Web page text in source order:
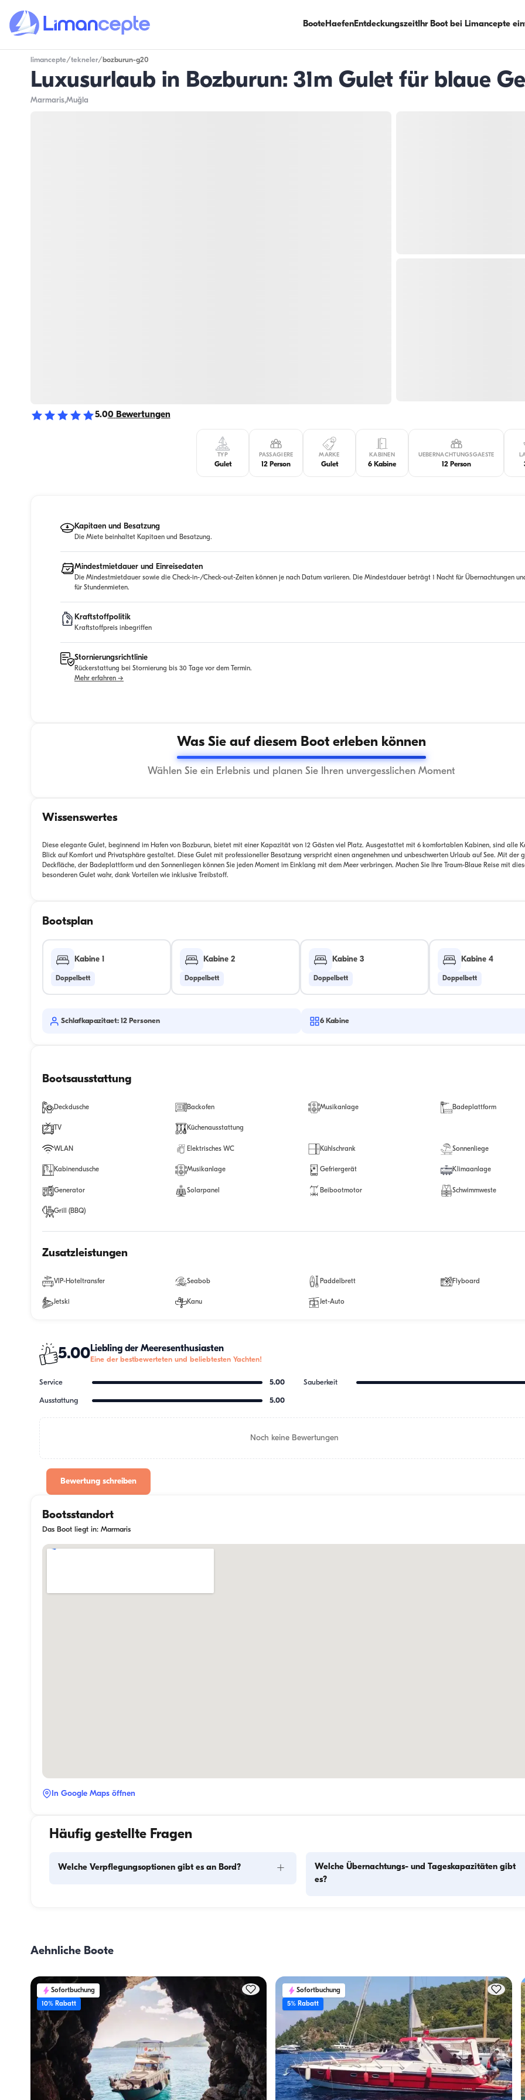
BooteHaefenEntdeckungszeitIhr Boot bei Limancepte
limancepte/tekneler/ bozburun-g20
Luxusurlaub in Bozburun: 31m Gulet für blaue
Marmaris,Muğla
5.00 Bewertungen
TYP
Gulet
PASSAGIERE
12 Person
MARKE
Gulet
KABINEN
6 Kabine
UEBERNACHTUNGSGAESTE
12 Person
Kapitaen und Besatzung
Die Miete beinhaltet Kapitaen und Besatzung.
Mindestmietdauer und Einreisedaten
Die Mindestmietdauer sowie die Check-in-/Check-out-Zeiten können je nach Datum variieren. Die Mindestdauer beträgt 1 Nacht für Übernachtungen
für Stundenmieten.
Kraftstoffpolitik
Kraftstoffpreis inbegriffen
Stornierungsrichtlinie
Rückerstattung bei Stornierung bis 30 Tage vor dem Termin.
Mehr erfahren →
Was Sie auf diesem Boot erleben können
Wählen Sie ein Erlebnis und planen Sie Ihren unvergesslichen Moment
Wissenswertes
Diese elegante Gulet, beginnend im Hafen von Bozburun, bietet mit einer Kapazität von 12 Gästen viel Platz. Ausgestattet mit 6 komfortablen Kabinen, sind alle
Blick auf Komfort und Privatsphäre gestaltet. Diese Gulet mit professioneller Besatzung verspricht einen angenehmen und unbeschwerten Urlaub auf See. Mit der
Deckfläche, der Badeplattform und den Sonnenliegen können Sie jeden Moment im Einklang mit dem Meer verbringen. Machen Sie Ihre Traum-Blaue Reise mit
besonderen Gulet wahr, dank Vorteilen wie inklusive Treibstoff.
Bootsplan
Kabine 1
Doppelbett
Kabine 2
Doppelbett
Kabine 3
Doppelbett
Kabine 4
Doppelbett
Schlafkapazitaet: 12 Personen 6 Kabine
Bootsausstattung
Deckdusche Backofen Musikanlage Badeplattform
TV Küchenausstattung
WLAN Elektrisches WC Kühlschrank Sonnenliege
Kabinendusche Musikanlage Gefriergerät Klimaanlage
Generator Solarpanel Beibootmotor Schwimmweste
Grill (BBQ)
Zusatzleistungen
VIP-Hoteltransfer Seabob Paddelbrett Flyboard
Jetski Kanu Jet-Auto
5.00Liebling der Meeresenthusiasten
Eine der bestbewerteten und beliebtesten Yachten!
Service 5.00 Sauberkeit
Ausstattung 5.00
Noch keine Bewertungen
Bewertung schreiben
Bootsstandort
Das Boot liegt in: Marmaris
In Google Maps öffnen
Häufig gestellte Fragen
Welche Verpflegungsoptionen gibt es an Bord? +
Zubereitung der Mahlzeiten übernimmt die Crew.
Welche Übernachtungs- und Tageskapazitäten gibt
es?
Tagesvermietungen gilt die Tageskapazität.
Aehnliche Boote
Sofortbuchung
10% Rabatt
Sofortbuchung
5% Rabatt